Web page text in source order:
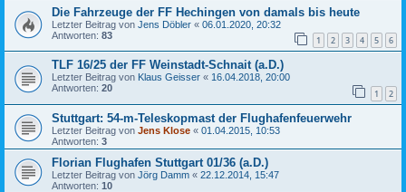
Die Fahrzeuge der FF Hechingen von damals bis heute
Letzter Beitrag von Jens Döbler « 06.01.2020, 20:32
Antworten: 83 1 2 3 4 5 6
TLF 16/25 der FF Weinstadt-Schnait (a.D.)
Letzter Beitrag von Klaus Geisser « 16.04.2018, 20:00
Antworten: 20 1 2
Stuttgart: 54-m-Teleskopmast der Flughafenfeuerwehr
Letzter Beitrag von Jens Klose « 01.04.2015, 10:53
Antworten: 3
Florian Flughafen Stuttgart 01/36 (a.D.)
Letzter Beitrag von Jörg Damm « 22.12.2014, 15:47
Antworten: 10